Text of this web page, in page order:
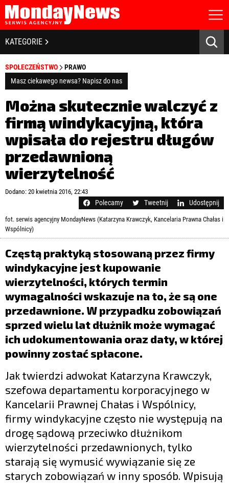
STRONA GŁÓWNA
O NAS
POLITYKA PRYWATNOŚCI
REGULAMIN
LICENCJA
REJESTRACJA
KONTAKT
Zapamiętaj mnie
Zapomniałeś hasła?
zaloguj się
KATEGORIE
BIZNES I GOSPODARKA
BANKOWOŚĆ I FINANSE
NOWE TECHNOLOGIE
SPOŁECZEŃSTWO
EDUKACJA
MEDIA
ZDROWIE I URODA
LIFESTYLE
OPINIE I KOMENTARZE
SPOŁECZEŃSTWO
PRAWO
Masz ciekawego newsa? Napisz do nas
Można skutecznie walczyć z
firmą windykacyjną, która
wpisała do rejestru długów
przedawnioną
wierzytelność
Dodano: 20 kwietnia 2016, 22:43
Polecamy Tweetnij Udostępnij
fot. serwis agencyjny MondayNews (Katarzyna Krawczyk, Kancelaria Prawna Chałas i
Wspólnicy)
Częstą praktyką stosowaną przez firmy
windykacyjne jest kupowanie
wierzytelności, których termin
wymagalności wskazuje na to, że są one
przedawnione. W przypadku zobowiązań
sprzed wielu lat dłużnik może wymagać
ich udokumentowania oraz daty, w której
powinny zostać spłacone.
Jak twierdzi adwokat Katarzyna Krawczyk,
szefowa departamentu korporacyjnego w
Kancelarii Prawnej Chałas i Wspólnicy,
firmy windykacyjne często nie występują na
drogę sądową przeciwko dłużnikom
wierzytelności przedawnionych, tylko
starają się wymusić wywiązanie się ze
starych zobowiązań w inny sposób. Wpisują